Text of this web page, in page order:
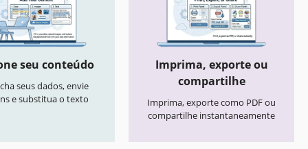
seu conteúdo
seus dados, envie
e substitua o texto
Imprima, exporte ou
compartilhe
Imprima, exporte como PDF ou
compartilhe instantaneamente